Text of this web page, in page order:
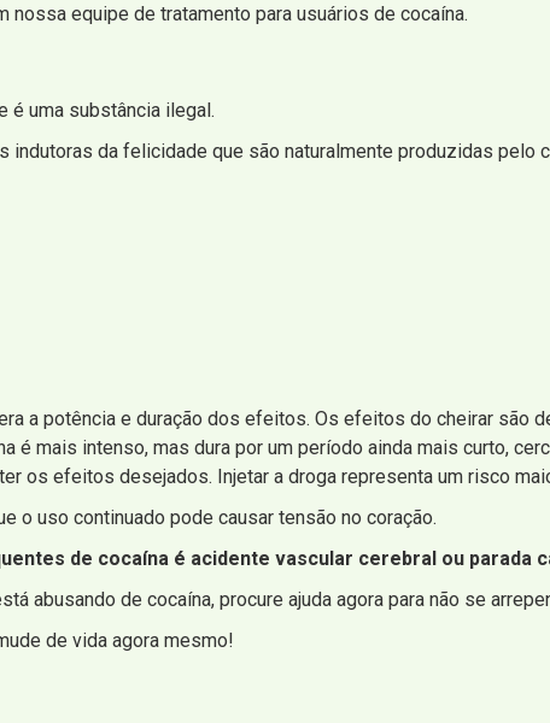
nossa equipe de tratamento para usuários de cocaína.
é uma substância ilegal.
indutoras da felicidade que são naturalmente produzidas
a potência e duração dos efeitos. Os efeitos do cheirar são
é mais intenso, mas dura por um período ainda mais curto,
os efeitos desejados. Injetar a droga representa um risco
o uso continuado pode causar tensão no coração.
de cocaína é acidente vascular cerebral ou parada
abusando de cocaína, procure ajuda agora para não se
de vida agora mesmo!